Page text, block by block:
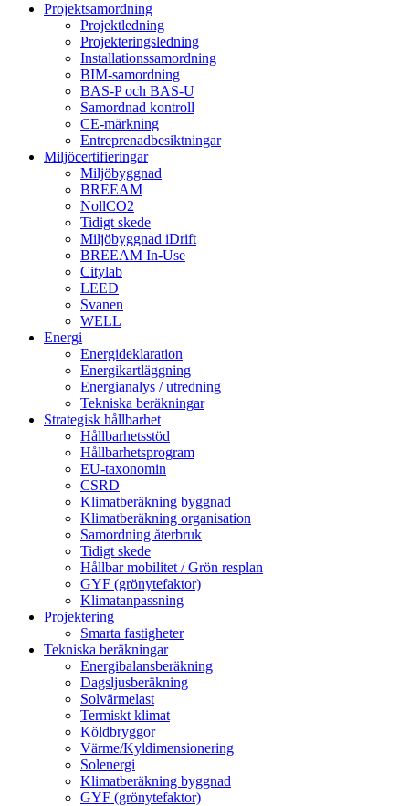
Projektsamordning
Projektledning
Projekteringsledning
Installationssamordning
BIM-samordning
BAS-P och BAS-U
Samordnad kontroll
CE-märkning
Entreprenadbesiktningar
Miljöcertifieringar
Miljöbyggnad
BREEAM
NollCO2
Tidigt skede
Miljöbyggnad iDrift
BREEAM In-Use
Citylab
LEED
Svanen
WELL
Energi
Energideklaration
Energikartläggning
Energianalys / utredning
Tekniska beräkningar
Strategisk hållbarhet
Hållbarhetsstöd
Hållbarhetsprogram
EU-taxonomin
CSRD
Klimatberäkning byggnad
Klimatberäkning organisation
Samordning återbruk
Tidigt skede
Hållbar mobilitet / Grön resplan
GYF (grönytefaktor)
Klimatanpassning
Projektering
Smarta fastigheter
Tekniska beräkningar
Energibalansberäkning
Dagsljusberäkning
Solvärmelast
Termiskt klimat
Köldbryggor
Värme/Kyldimensionering
Solenergi
Klimatberäkning byggnad
GYF (grönytefaktor)